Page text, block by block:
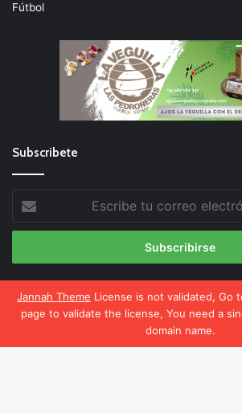
Jannah Theme License is not validated, Go
page to validate the license, You need a
domain name.
Fútbol
Subscribete
Escribe
tu
correo
El Deporte Femenino
Política de privacidad
Política
Facebook X WhatsApp